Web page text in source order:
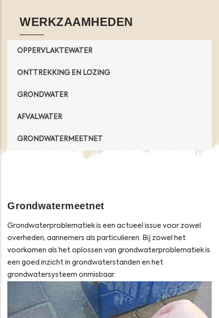
WERKZAAMHEDEN
OPPERVLAKTEWATER
ONTTREKKING EN LOZING
GRONDWATER
AFVALWATER
GRONDWATERMEETNET
Grondwatermeetnet
Grondwaterproblematiek is een actueel issue voor zowel
overheden, aannemers als particulieren. Bij zowel het
voorkomen als het oplossen van grondwaterproblematiek is
een goed inzicht in grondwaterstanden en het
grondwatersysteem onmisbaar.